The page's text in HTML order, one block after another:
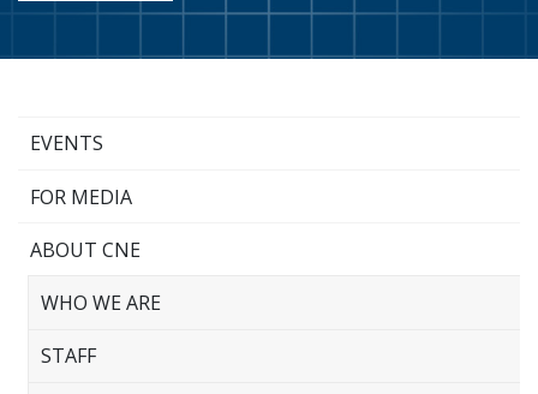
EVENTS
FOR MEDIA
ABOUT CNE
WHO WE ARE
STAFF